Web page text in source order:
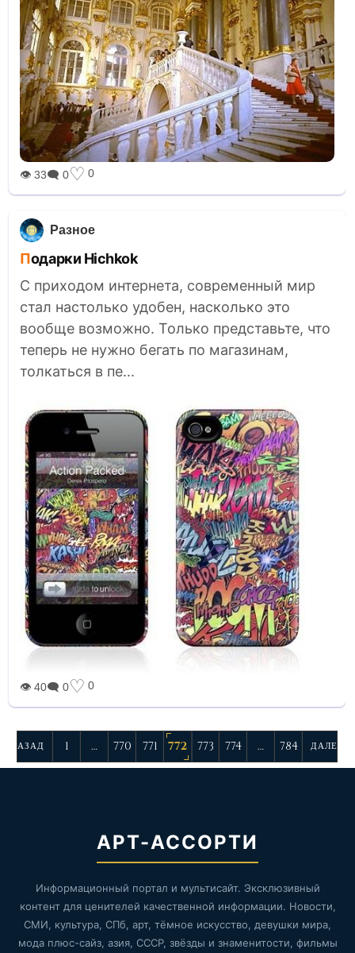
👁 33🗨 0♡ 0
Разное
Подарки Hichkok
С приходом интернета, современный мир
стал настолько удобен, насколько это
вообще возможно. Только представьте, что
теперь не нужно бегать по магазинам,
толкаться в пе...
👁 40🗨 0♡ 0
НАЗАД 1 … 770 771 772 773 774 … 784 ДАЛЕЕ
АРТ-АССОРТИ
Информационный портал и мультисайт. Эксклюзивный
контент для ценителей качественной информации. Новости,
СМИ, культура, СПб, арт, тёмное искусство, девушки мира,
мода плюс-сайз, азия, СССР, звёзды и знаменитости, фильмы